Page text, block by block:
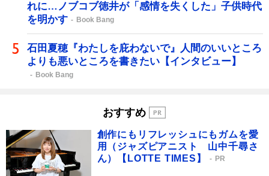
れに…ノブコブ徳井が「感情を失くした」子供時代
を明かす
Book Bang
石田夏穂『わたしを庇わないで』人間のいいところ
よりも悪いところを書きたい【インタビュー】
Book Bang
おすすめ
創作にもリフレッシュにもガムを愛
用（ジャズピアニスト 山中千尋さ
ん）【LOTTE TIMES】
PR